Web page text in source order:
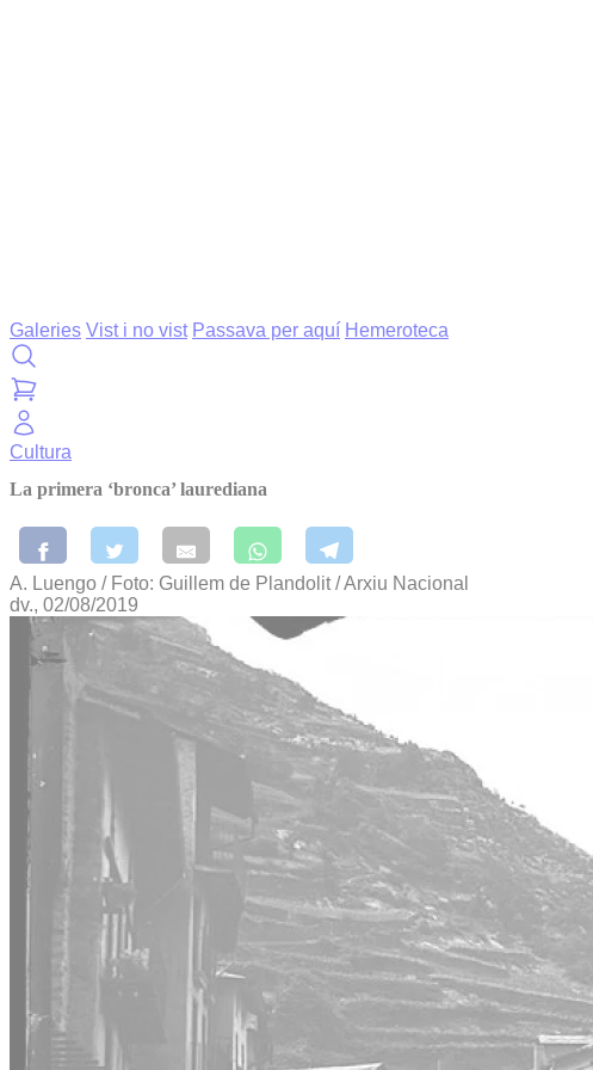
Galeries Vist i no vist Passava per aquí Hemeroteca
Cultura
La primera ‘bronca’ laurediana
A. Luengo / Foto: Guillem de Plandolit / Arxiu Nacional
dv., 02/08/2019